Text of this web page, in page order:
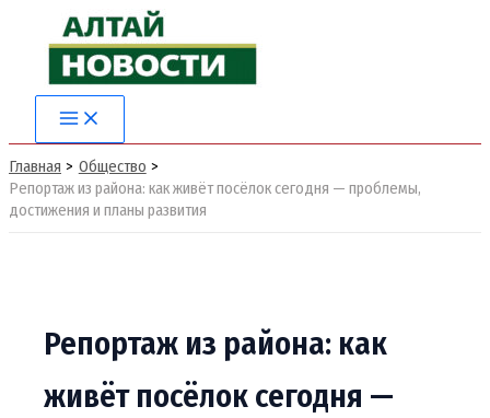
содержимому
Main
Menu
Главная
Общество
Репортаж из района: как живёт посёлок сегодня — проблемы,
достижения и планы развития
Репортаж из района: как
живёт посёлок сегодня —